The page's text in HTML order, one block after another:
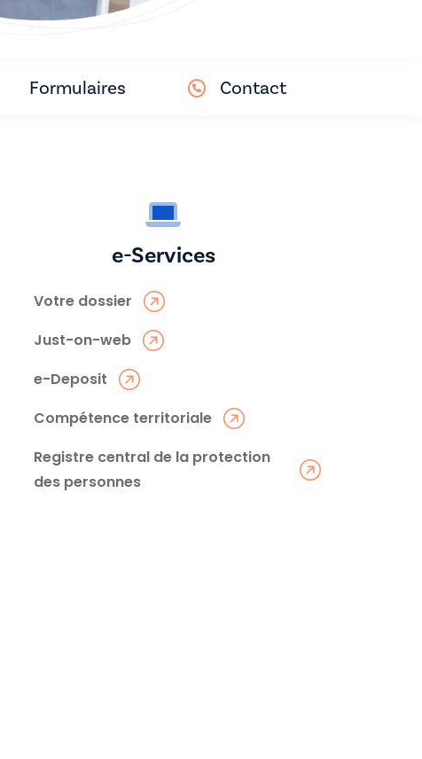
Formulaires Contact
e-Services
Votre dossier
Just-on-web
e-Deposit
Compétence territoriale
Registre central de la protection
des personnes